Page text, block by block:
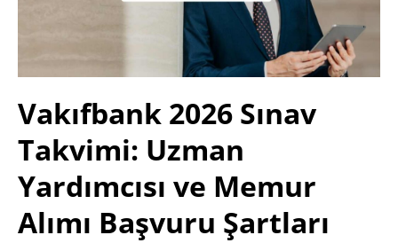
Vakıfbank 2026 Sınav
Takvimi: Uzman
Yardımcısı ve Memur
Alımı Başvuru Şartları